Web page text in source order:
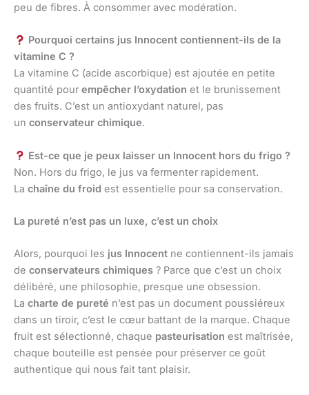
peu de fibres. À consommer avec modération.
Pourquoi certains jus Innocent contiennent-ils de la
vitamine C ?
La vitamine C (acide ascorbique) est ajoutée en petite
quantité pour empêcher l’oxydation et le brunissement
des fruits. C’est un antioxydant naturel, pas
un conservateur chimique.
Est-ce que je peux laisser un Innocent hors du frigo ?
Non. Hors du frigo, le jus va fermenter rapidement.
La chaîne du froid est essentielle pour sa conservation.
La pureté n’est pas un luxe, c’est un choix
Alors, pourquoi les jus Innocent ne contiennent-ils jamais
de conservateurs chimiques ? Parce que c’est un choix
délibéré, une philosophie, presque une obsession.
La charte de pureté n’est pas un document poussiéreux
dans un tiroir, c’est le cœur battant de la marque. Chaque
fruit est sélectionné, chaque pasteurisation est maîtrisée,
chaque bouteille est pensée pour préserver ce goût
authentique qui nous fait tant plaisir.